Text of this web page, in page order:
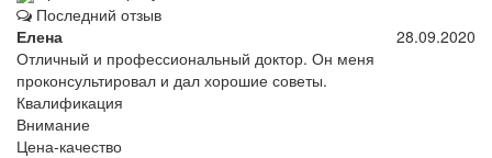
Последний отзыв
Елена
28.09.2020
Отличный и профессиональный доктор. Он меня
проконсультировал и дал хорошие советы.
Квалификация
Внимание
Цена-качество